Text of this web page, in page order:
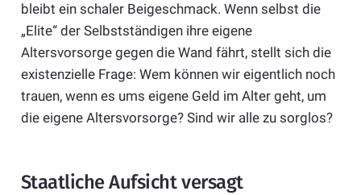
bleibt ein schaler Beigeschmack. Wenn selbst die
„Elite“ der Selbstständigen ihre eigene
Altersvorsorge gegen die Wand fährt, stellt sich die
existenzielle Frage: Wem können wir eigentlich noch
trauen, wenn es ums eigene Geld im Alter geht, um
die eigene Altersvorsorge? Sind wir alle zu sorglos?
Staatliche Aufsicht versagt